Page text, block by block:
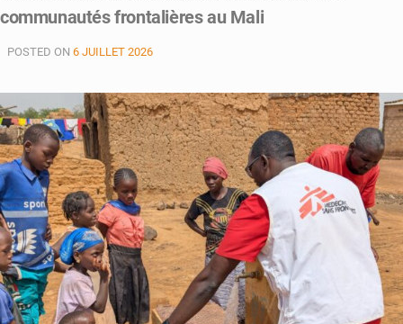
communautés frontalières au Mali
POSTED ON 6 JUILLET 2026